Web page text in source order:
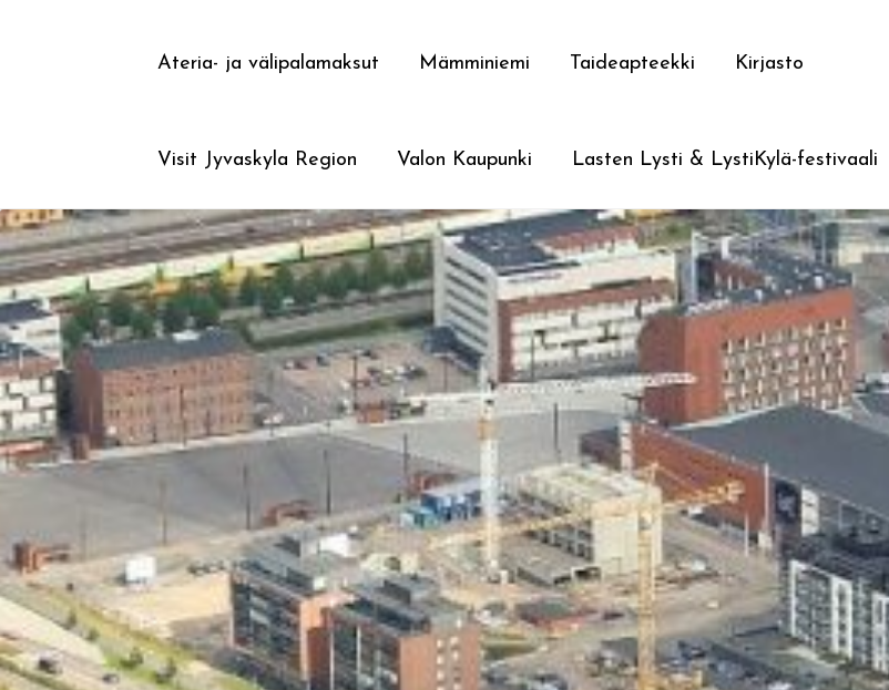
Ateria- ja välipalamaksut Mämminiemi Taideapteekki Kirjasto
Visit Jyvaskyla Region Valon Kaupunki Lasten Lysti & LystiKylä-festivaali